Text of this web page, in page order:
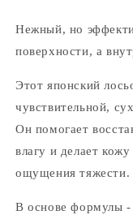
Нежный, но
поверхности, а
Этот японский
чувствительной,
Он помогает
влагу и делает
ощущения тяжести.
В основе формулы -